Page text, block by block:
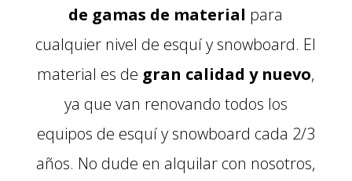
de gamas de material para
cualquier nivel de esquí y snowboard. El
material es de gran calidad y nuevo,
ya que van renovando todos los
equipos de esquí y snowboard cada 2/3
años. No dude en alquilar con nosotros,